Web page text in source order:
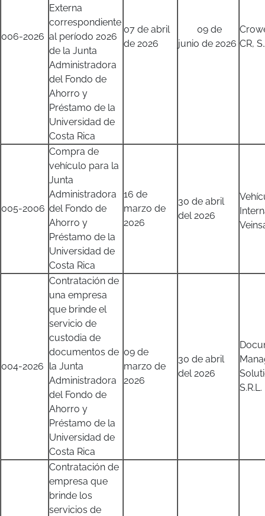
006-2026
Externa
correspondiente
al período 2026
de la Junta
Administradora
del Fondo de
Ahorro y
Préstamo de la
Universidad de
Costa Rica
07 de abril
de 2026
09 de
junio de 2026 CR,
005-2006
Compra de
vehículo para la
Junta
Administradora
del Fondo de
Ahorro y
Préstamo de la
Universidad de
Costa Rica
16 de
marzo de
2026
30 de abril
del 2026
004-2026
Contratación de
una empresa
que brinde el
servicio de
custodia de
documentos de
la Junta
Administradora
del Fondo de
Ahorro y
Préstamo de la
Universidad de
Costa Rica
09 de
marzo de
2026
30 de abril
del 2026
S.R.L.
Contratación de
empresa que
brinde los
servicios de